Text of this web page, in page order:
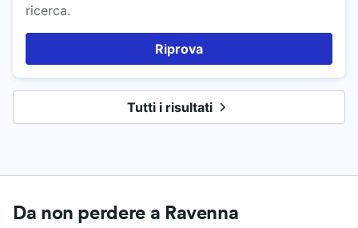
ricerca.
Riprova
Tutti i risultati
Da non perdere a Ravenna